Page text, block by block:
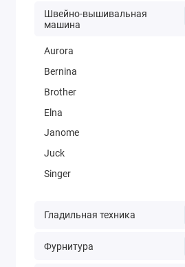
Швейно-вышивальная
машина
Aurora
Bernina
Brother
Elna
Janome
Juck
Singer
Гладильная техника
Фурнитура